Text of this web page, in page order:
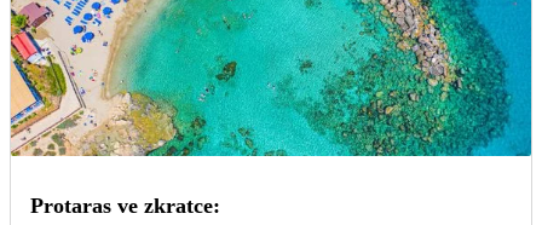
Protaras ve zkratce: